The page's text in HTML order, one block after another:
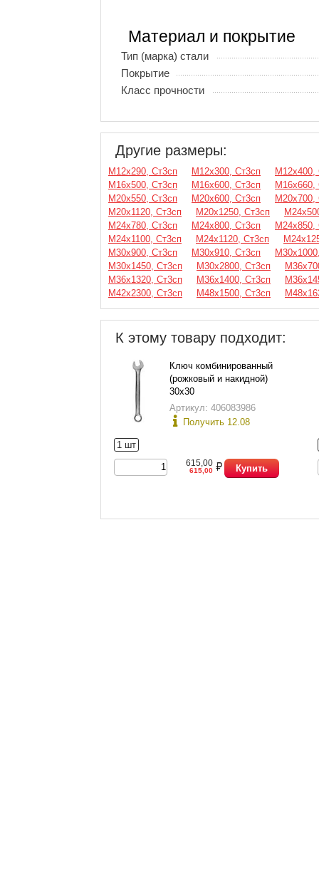
Материал и покрытие
Тип (марка) стали
Покрытие
Класс прочности
Другие размеры:
М12х290, Ст3сп М12х300, Ст3сп
М12х400,
М16х500, Ст3сп
М16х600, Ст3сп
М16х660,
М20х550, Ст3сп
М20х600, Ст3сп
М20х700,
М20х1120, Ст3сп
М20х1250, Ст3сп
М24х780, Ст3сп
М24х800, Ст3сп
М24х850,
М24х1100, Ст3сп
М24х1120, Ст3сп
М30х900, Ст3сп
М30х910, Ст3сп
М30х1450, Ст3сп
М30х2800, Ст3сп
М36х1320, Ст3сп
М36х1400, Ст3сп
М42х2300, Ст3сп
М48х1500, Ст3сп
К этому товару подходит:
Ключ комбинированный
(рожковый и накидной)
30х30
Артикул: 406083986
Получить 12.08
1 шт
615,00
615,00 Купить